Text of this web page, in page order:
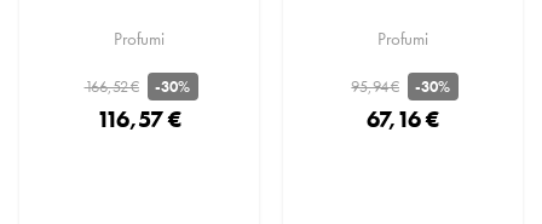
Profumi
166,52 € -30%
116,57 €
Profumi
95,94 € -30%
67,16 €